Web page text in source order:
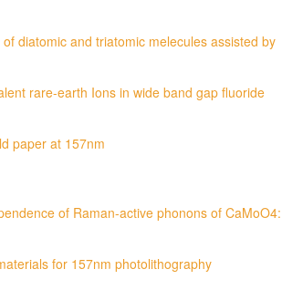
diatomic and triatomic melecules assisted by
rare-earth Ions in wide band gap fluoride
paper at 157nm
of Raman-active phonons of CaMoO4:
for 157nm photolithography